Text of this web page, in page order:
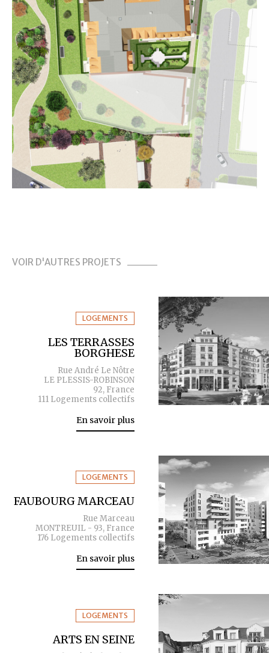
VOIR D'AUTRES PROJETS
LOGEMENTS
LES TERRASSES
BORGHESE
Rue André Le Nôtre
LE PLESSIS-ROBINSON
92, France
111 Logements collectifs
En savoir plus
LOGEMENTS
FAUBOURG MARCEAU
Rue Marceau
MONTREUIL - 93, France
176 Logements collectifs
En savoir plus
LOGEMENTS
ARTS EN SEINE